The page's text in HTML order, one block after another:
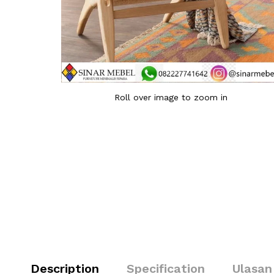
Roll over image to zoom in
Description Specification